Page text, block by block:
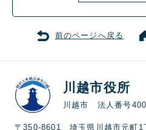
前のページへ戻る
川越市役所
川越市 法人番号
〒350-8601 埼玉県川越市元町1